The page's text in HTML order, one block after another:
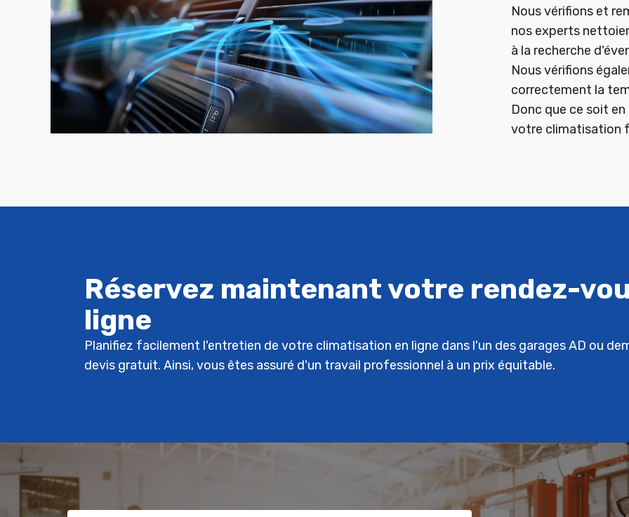
Nous vérifions et
nos experts
à la recherche
Nous vérifions
correctement la
Donc que ce soit
votre climatisation
Réservez maintenant votre rendez-
ligne
Planifiez facilement l'entretien de votre climatisation en ligne dans l'un des garages AD ou
devis gratuit. Ainsi, vous êtes assuré d'un travail professionnel à un prix équitable.